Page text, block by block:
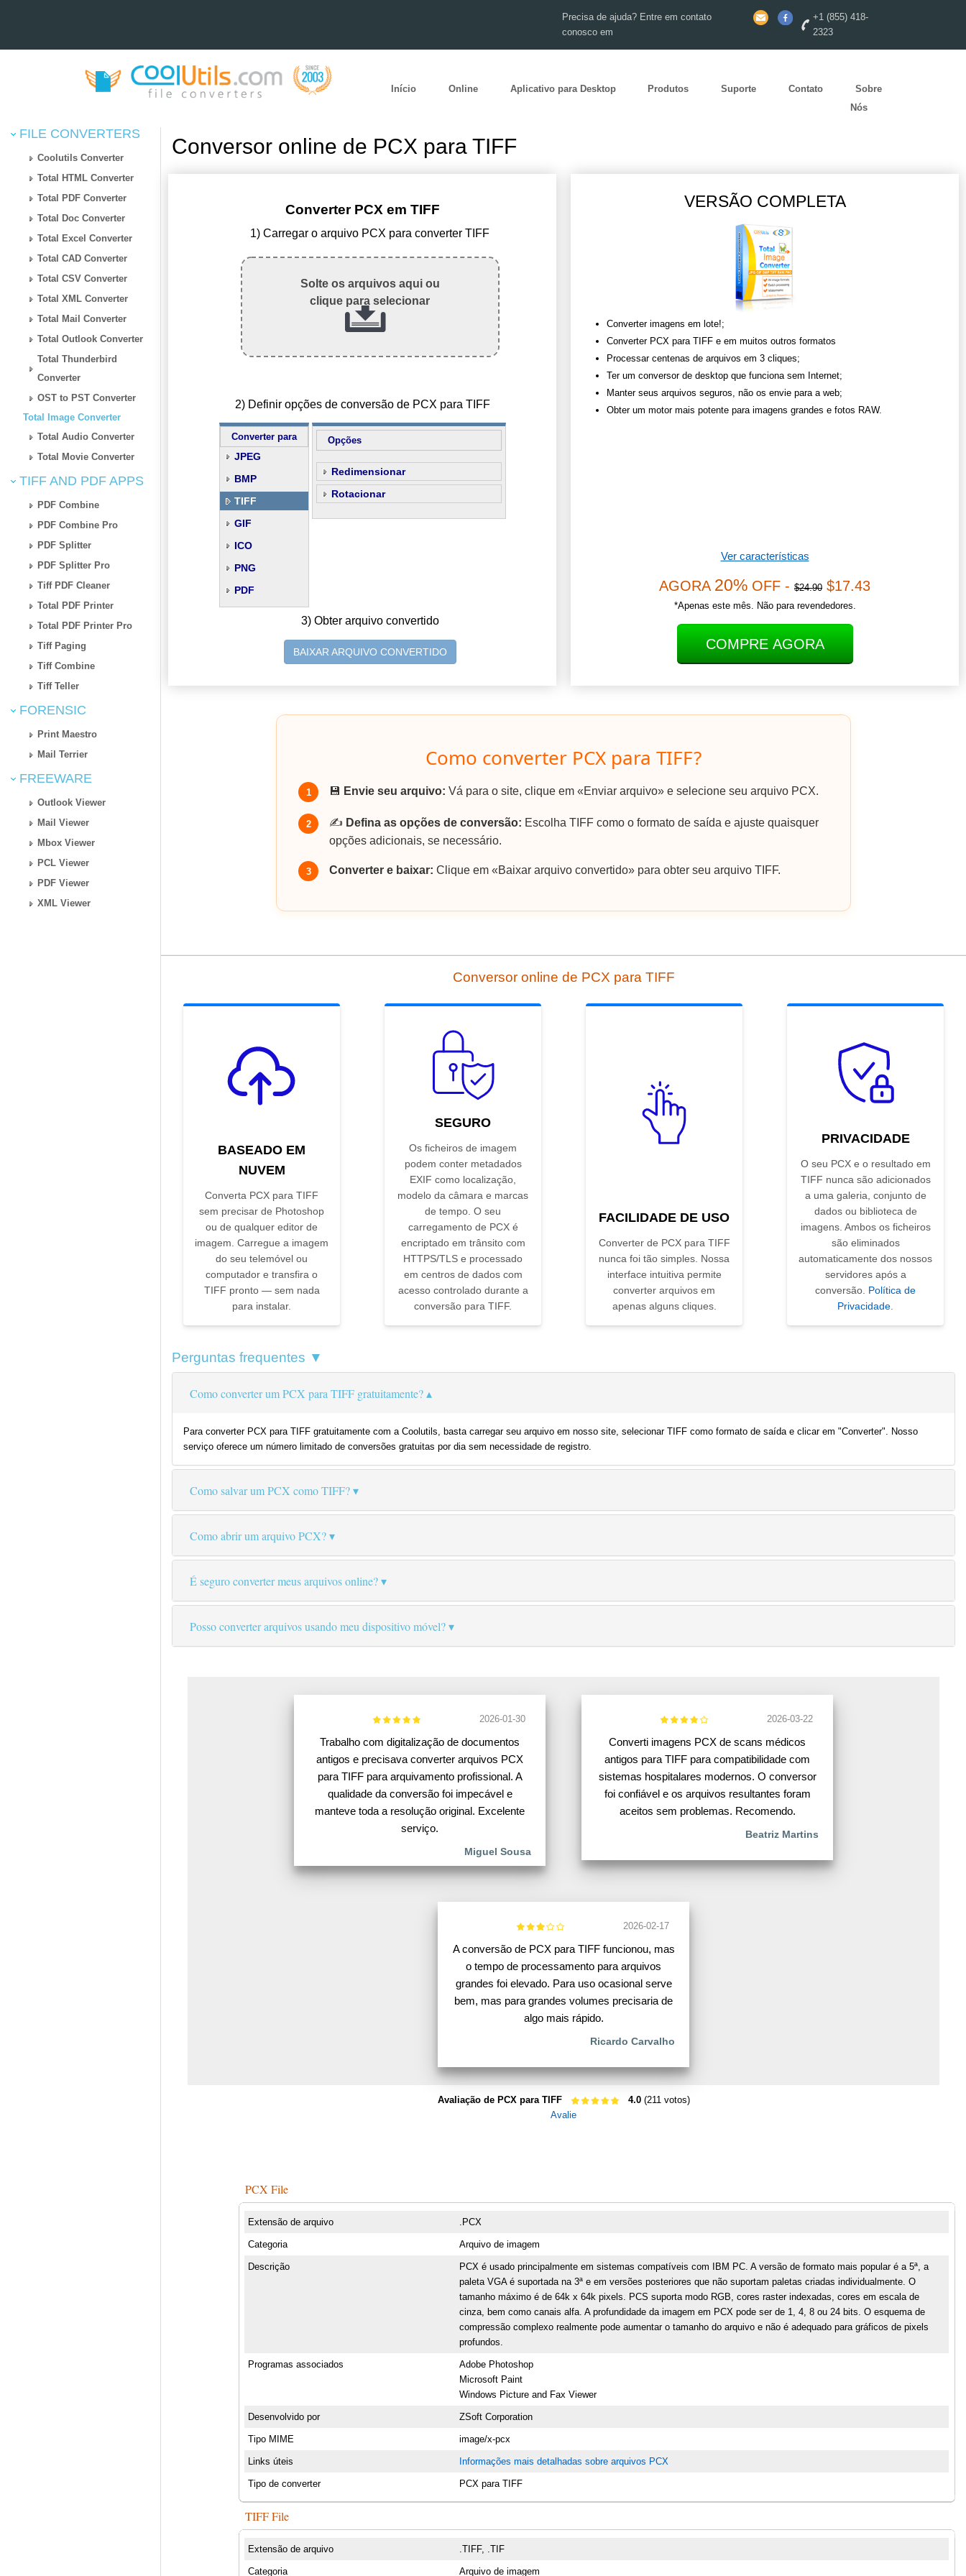
Precisa de ajuda? Entre em contato
conosco em
+1 (855) 418-
2323
Início Online Aplicativo para Desktop Produtos Suporte Contato
Sobre
Nós
FILE CONVERTERS
Coolutils Converter
Total HTML Converter
Total PDF Converter
Total Doc Converter
Total Excel Converter
Total CAD Converter
Total CSV Converter
Total XML Converter
Total Mail Converter
Total Outlook Converter
Total Thunderbird
Converter
OST to PST Converter
Total Image Converter
Total Audio Converter
Total Movie Converter
TIFF AND PDF APPS
PDF Combine
PDF Combine Pro
PDF Splitter
PDF Splitter Pro
Tiff PDF Cleaner
Total PDF Printer
Total PDF Printer Pro
Tiff Paging
Tiff Combine
Tiff Teller
FORENSIC
Print Maestro
Mail Terrier
FREEWARE
Outlook Viewer
Mail Viewer
Mbox Viewer
PCL Viewer
PDF Viewer
XML Viewer
Conversor online de PCX para TIFF
Converter PCX em TIFF
1) Carregar o arquivo PCX para converter TIFF
Solte os arquivos aqui ou
clique para selecionar
2) Definir opções de conversão de PCX para TIFF
Converter para
JPEG
BMP
TIFF
GIF
ICO
PNG
PDF
Opções
Redimensionar
Rotacionar
3) Obter arquivo convertido
BAIXAR ARQUIVO CONVERTIDO
VERSÃO COMPLETA
Converter imagens em lote!;
Converter PCX para TIFF e em muitos outros formatos
Processar centenas de arquivos em 3 cliques;
Ter um conversor de desktop que funciona sem Internet;
Manter seus arquivos seguros, não os envie para a web;
Obter um motor mais potente para imagens grandes e fotos RAW.
Ver características
AGORA 20% OFF - $24.90 $17.43
*Apenas este mês. Não para revendedores.
COMPRE AGORA
Como converter PCX para TIFF?
1 💾 Envie seu arquivo: Vá para o site, clique em «Enviar arquivo» e selecione seu arquivo PCX.
2 ✍️ Defina as opções de conversão: Escolha TIFF como o formato de saída e ajuste quaisquer
opções adicionais, se necessário.
3 Converter e baixar: Clique em «Baixar arquivo convertido» para obter seu arquivo TIFF.
Conversor online de PCX para TIFF
BASEADO EM
NUVEM
Converta PCX para TIFF
sem precisar de Photoshop
ou de qualquer editor de
imagem. Carregue a imagem
do seu telemóvel ou
computador e transfira o
TIFF pronto — sem nada
para instalar.
SEGURO
Os ficheiros de imagem
podem conter metadados
EXIF como localização,
modelo da câmara e marcas
de tempo. O seu
carregamento de PCX é
encriptado em trânsito com
HTTPS/TLS e processado
em centros de dados com
acesso controlado durante a
conversão para TIFF.
FACILIDADE DE USO
Converter de PCX para TIFF
nunca foi tão simples. Nossa
interface intuitiva permite
converter arquivos em
apenas alguns cliques.
PRIVACIDADE
O seu PCX e o resultado em
TIFF nunca são adicionados
a uma galeria, conjunto de
dados ou biblioteca de
imagens. Ambos os ficheiros
são eliminados
automaticamente dos nossos
servidores após a
conversão. Política de
Privacidade
Perguntas frequentes ▼
Como converter um PCX para TIFF gratuitamente?
Para converter PCX para TIFF gratuitamente com a Coolutils, basta carregar seu arquivo em nosso site, selecionar TIFF como formato de saída e clicar em "Converter". Nosso
serviço oferece um número limitado de conversões gratuitas por dia sem necessidade de registro.
Como salvar um PCX como TIFF?
Como abrir um arquivo PCX?
É seguro converter meus arquivos online?
Posso converter arquivos usando meu dispositivo móvel?
2026-01-30
Trabalho com digitalização de documentos
antigos e precisava converter arquivos PCX
para TIFF para arquivamento profissional. A
qualidade da conversão foi impecável e
manteve toda a resolução original. Excelente
serviço.
Miguel Sousa
2026-03-22
Converti imagens PCX de scans médicos
antigos para TIFF para compatibilidade com
sistemas hospitalares modernos. O conversor
foi confiável e os arquivos resultantes foram
aceitos sem problemas. Recomendo.
Beatriz Martins
2026-02-17
A conversão de PCX para TIFF funcionou, mas
o tempo de processamento para arquivos
grandes foi elevado. Para uso ocasional serve
bem, mas para grandes volumes precisaria de
algo mais rápido.
Ricardo Carvalho
Avaliação de PCX para TIFF 4.0(211 votos)
Avalie
PCX File
Extensão de arquivo .PCX
Categoria Arquivo de imagem
Descrição
PCX é usado principalmente em sistemas compatíveis com IBM PC. A versão de formato mais popular é a 5ª, a
paleta VGA é suportada na 3ª e em versões posteriores que não suportam paletas criadas individualmente. O
tamanho máximo é de 64k x 64k pixels. PCS suporta modo RGB, cores raster indexadas, cores em escala de
cinza, bem como canais alfa. A profundidade da imagem em PCX pode ser de 1, 4, 8 ou 24 bits. O esquema de
compressão complexo realmente pode aumentar o tamanho do arquivo e não é adequado para gráficos de pixels
profundos.
Programas associados
Adobe Photoshop
Microsoft Paint
Windows Picture and Fax Viewer
Desenvolvido por ZSoft Corporation
Tipo MIME image/x-pcx
Links úteis Informações mais detalhadas sobre arquivos PCX
Tipo de converter PCX para TIFF
TIFF File
Extensão de arquivo .TIFF, .TIF
Categoria Arquivo de imagem